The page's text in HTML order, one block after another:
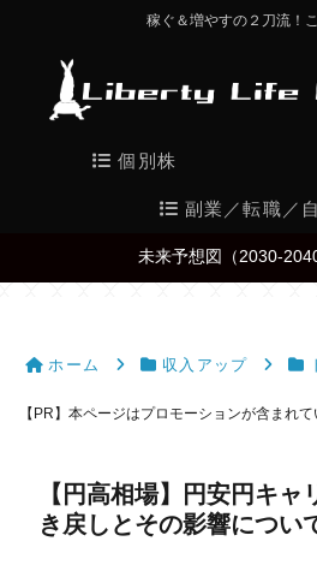
稼ぐ＆増やすの２刀流！
個別株
副業／転職／
未来予想図（2030-
ホーム 収入アップ
【PR】本ページはプロモーションが含まれ
【円高相場】円安円キャ
き戻しとその影響につい